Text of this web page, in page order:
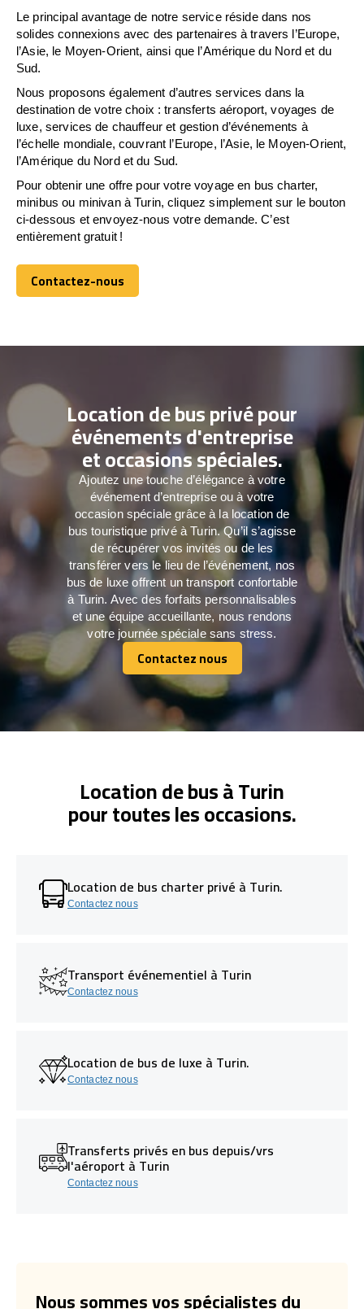
Le principal avantage de notre service réside dans nos
solides connexions avec des partenaires à travers l’Europe,
l’Asie, le Moyen-Orient, ainsi que l’Amérique du Nord et du
Sud.
Nous proposons également d’autres services dans la
destination de votre choix : transferts aéroport, voyages de
luxe, services de chauffeur et gestion d’événements à
l’échelle mondiale, couvrant l’Europe, l’Asie, le Moyen-Orient,
l’Amérique du Nord et du Sud.
Pour obtenir une offre pour votre voyage en bus charter,
minibus ou minivan à Turin, cliquez simplement sur le bouton
ci-dessous et envoyez-nous votre demande. C’est
entièrement gratuit !
Contactez-nous
Contactez-nous
Location de bus privé pour
événements d'entreprise
et occasions spéciales.
Ajoutez une touche d’élégance à votre
événement d’entreprise ou à votre
occasion spéciale grâce à la location de
bus touristique privé à Turin. Qu’il s’agisse
de récupérer vos invités ou de les
transférer vers le lieu de l’événement, nos
bus de luxe offrent un transport confortable
à Turin. Avec des forfaits personnalisables
et une équipe accueillante, nous rendons
votre journée spéciale sans stress.
Contactez nous
Contactez nous
Location de bus à Turin
pour toutes les occasions.
Location de bus charter privé à Turin.
Contactez nous
Transport événementiel à Turin
Contactez nous
Location de bus de luxe à Turin.
Contactez nous
Transferts privés en bus depuis/vrs
l'aéroport à Turin
Contactez nous
Nous sommes vos spécialistes du